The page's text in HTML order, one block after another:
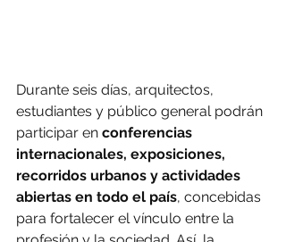
Durante seis días, arquitectos,
estudiantes y público general podrán
participar en conferencias
internacionales, exposiciones,
recorridos urbanos y actividades
abiertas en todo el país, concebidas
para fortalecer el vínculo entre la